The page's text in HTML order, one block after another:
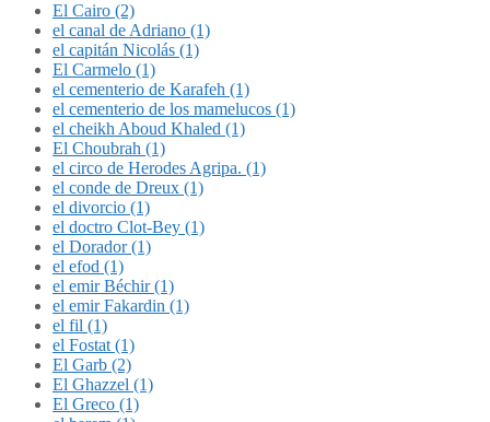
El Cairo (2)
el canal de Adriano (1)
el capitán Nicolás (1)
El Carmelo (1)
el cementerio de Karafeh (1)
el cementerio de los mamelucos (1)
el cheikh Aboud Khaled (1)
El Choubrah (1)
el circo de Herodes Agripa. (1)
el conde de Dreux (1)
el divorcio (1)
el doctro Clot-Bey (1)
el Dorador (1)
el efod (1)
el emir Béchir (1)
el emir Fakardin (1)
el fil (1)
el Fostat (1)
El Garb (2)
El Ghazzel (1)
El Greco (1)